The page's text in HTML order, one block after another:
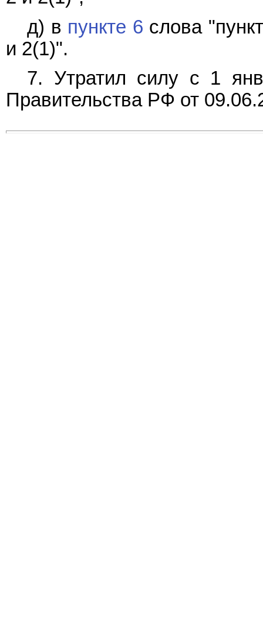
д) в пункте 6 слова
и 2(1)".
7. Утратил силу с 1
Правительства РФ от